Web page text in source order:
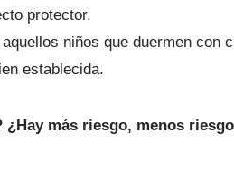
protector.
niños que duermen con
establecida.
más riesgo, menos